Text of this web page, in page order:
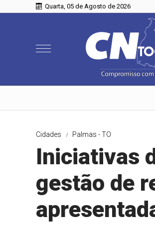
Quarta, 05 de Agosto de 2026
Cidades Palmas - TO
Iniciativas
gestão de